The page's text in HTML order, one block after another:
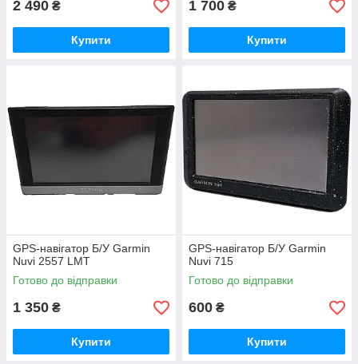
2 490 ₴
Купити
1 700 ₴
Купити
GPS-навігатор Б/У Garmin
Nuvi 2557 LMT
Готово до відправки
1 350 ₴
Купити
GPS-навігатор Б/У Garmin
Nuvi 715
Готово до відправки
600 ₴
Купити